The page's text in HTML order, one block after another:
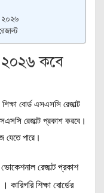
২০২৬
২০২৬ কবে
বোর্ড এসএসসি রেজাল্ট
রেজাল্ট প্রকাশ করবে।
যেতে পারে।
রেজাল্ট প্রকাশ
শিক্ষা বোর্ডের